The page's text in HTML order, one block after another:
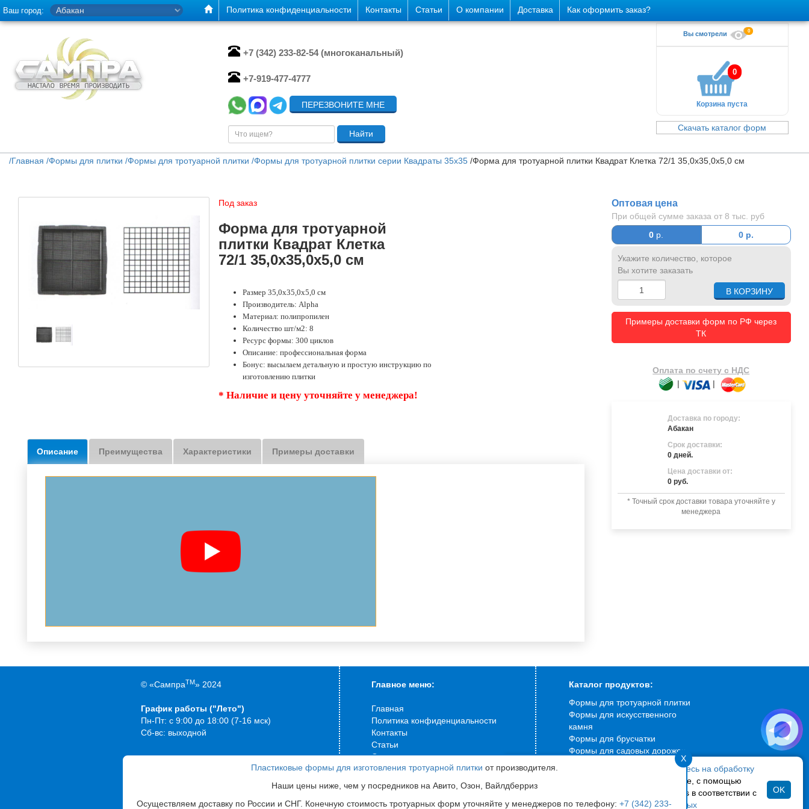
/Главная /Формы для плитки /Формы для тротуарной плитки /Формы для тротуарной плитки серии Квадраты 35х35 /Форма для тротуарной плитки Квадрат Клетка 72/1 35,0х35,0х5,0 см
Под заказ
Форма для тротуарной
плитки Квадрат Клетка
72/1 35,0х35,0х5,0 см
Размер 35,0х35,0х5,0 см
Производитель: Alpha
Материал: полипропилен
Количество шт/м2: 8
Ресурс формы: 300 циклов
Описание: профессиональная форма
Бонус: высылаем детальную и простую инструкцию по
изготовлению плитки
* Наличие и цену уточняйте у менеджера!
Описание Преимущества Характеристики Примеры доставки
Оптовая цена
При общей сумме заказа от 8 тыс. руб
0 р. 0 р.
Укажите количество, которое
Вы хотите заказать
Примеры доставки форм по РФ через
ТК
Оплата по счету с НДС
|
|
Доставка по городу:
Абакан
Срок доставки:
0 дней.
Цена доставки от:
0 руб.
* Точный срок доставки товара уточняйте у
менеджера
X
Пластиковые формы для изготовления тротуарной плитки от производителя.
Наши цены ниже, чем у посредников на Авито, Озон, Вайлдберриз
Осуществляем доставку по России и СНГ. Конечную стоимость тротуарных форм уточняйте у менеджеров по телефону:+7 (342) 233-
Ваш город: Политика конфиденциальности Контакты Статьи О компании Доставка Как оформить заказ?
+7 (342) 233-82-54 (многоканальный)
+7-919-477-4777
ПЕРЕЗВОНИТЕ МНЕ
Вы смотрели 0
0
Корзина пуста
Скачать каталог форм
© «СампраTM» 2024
График работы ("Лето")
Пн-Пт: с 9:00 до 18:00 (7-16 мск)
Сб-вс: выходной
Главное меню:
Главная
Политика конфиденциальности
Контакты
Статьи
О компании
Доставка
Как оформить заказ?
Каталог продуктов:
Формы для тротуарной плитки
Формы для искусственного
камня
Формы для брусчатки
Формы для садовых дорожек
Формы для фасадной плитки
Сампра:г. Пермь ул.Ласьвинская 110
Продолжая использовать сайт,
вы соглашаетесь на обработку
ваших персональных данных
и файлов cookie, с помощью
сервиса «Яндекс Метрика» и Google Analytics в соответствии с
Политикой по обработке персональных данных
OK